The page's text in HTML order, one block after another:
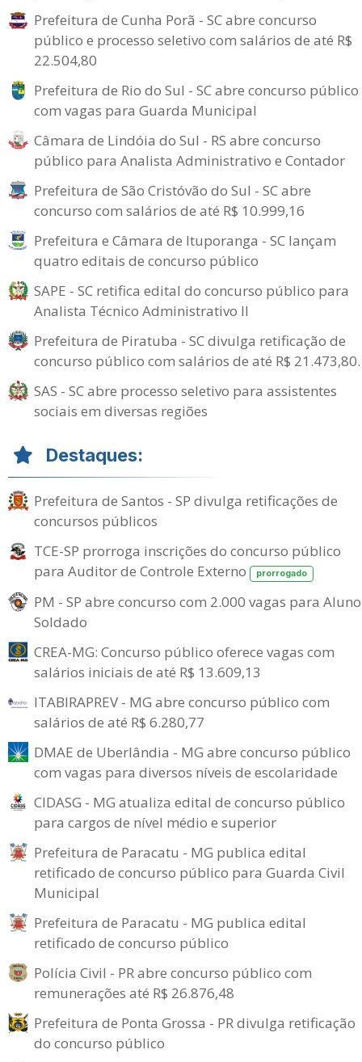
Prefeitura de Cunha Porã - SC abre concurso
público e processo seletivo com salários de até R$
22.504,80
Prefeitura de Rio do Sul - SC abre concurso público
com vagas para Guarda Municipal
Câmara de Lindóia do Sul - RS abre concurso
público para Analista Administrativo e Contador
Prefeitura de São Cristóvão do Sul - SC abre
concurso com salários de até R$ 10.999,16
Prefeitura e Câmara de Ituporanga - SC lançam
quatro editais de concurso público
SAPE - SC retifica edital do concurso público para
Analista Técnico Administrativo II
Prefeitura de Piratuba - SC divulga retificação de
concurso público com salários de até R$ 21.473,80.
SAS - SC abre processo seletivo para assistentes
sociais em diversas regiões
Destaques:
Prefeitura de Santos - SP divulga retificações de
concursos públicos
TCE-SP prorroga inscrições do concurso público
para Auditor de Controle Externo
prorrogado
PM - SP abre concurso com 2.000 vagas para
Soldado
CREA-MG: Concurso público oferece vagas com
salários iniciais de até R$ 13.609,13
ITABIRAPREV - MG abre concurso público com
salários de até R$ 6.280,77
DMAE de Uberlândia - MG abre concurso público
com vagas para diversos níveis de escolaridade
CIDASG - MG atualiza edital de concurso público
para cargos de nível médio e superior
Prefeitura de Paracatu - MG publica edital
retificado de concurso público para Guarda Civil
Municipal
Prefeitura de Paracatu - MG publica edital
retificado de concurso público
Polícia Civil - PR abre concurso público com
remunerações até R$ 26.876,48
Prefeitura de Ponta Grossa - PR divulga retificação
do concurso público